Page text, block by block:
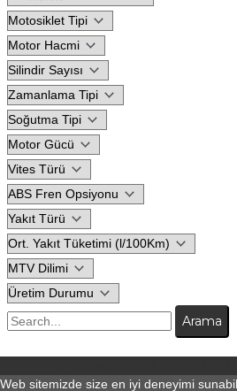
Web sitemizde size en iyi deneyimi